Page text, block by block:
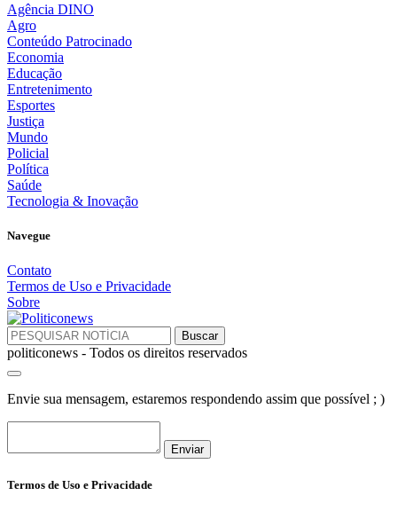
Agência DINO
Agro
Conteúdo Patrocinado
Economia
Educação
Entretenimento
Esportes
Justiça
Mundo
Policial
Política
Saúde
Tecnologia & Inovação
Navegue
Contato
Termos de Uso e Privacidade
Sobre
politiconews - Todos os direitos reservados
Envie sua mensagem, estaremos respondendo assim que possível ; )
Enviar
Termos de Uso e Privacidade